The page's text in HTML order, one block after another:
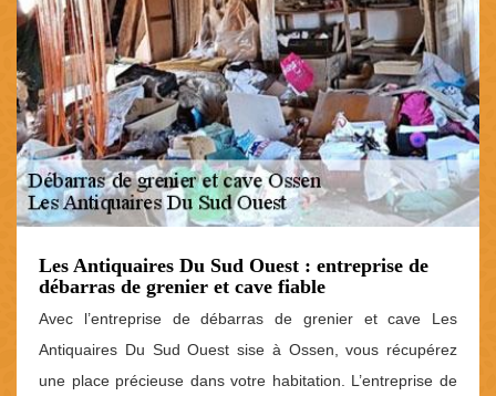
Les Antiquaires Du Sud Ouest : entreprise de
débarras de grenier et cave fiable
Avec l’entreprise de débarras de grenier et cave Les
Antiquaires Du Sud Ouest sise à Ossen, vous récupérez
une place précieuse dans votre habitation. L’entreprise de